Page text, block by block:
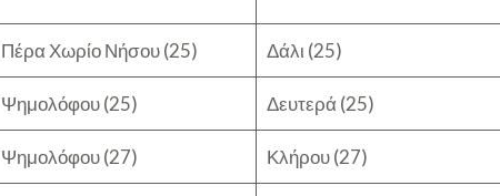
Πέρα Χωρίο Νήσου (25) Δάλι (25)
Ψημολόφου (25) Δευτερά (25)
Ψημολόφου (27) Κλήρου (27)